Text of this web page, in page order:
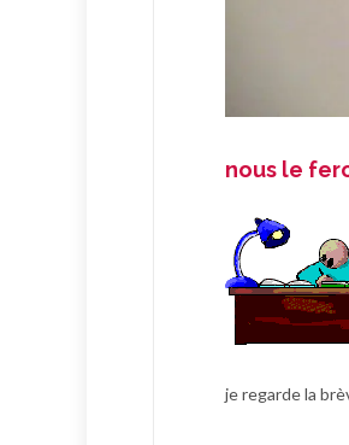
nous le
je regarde la